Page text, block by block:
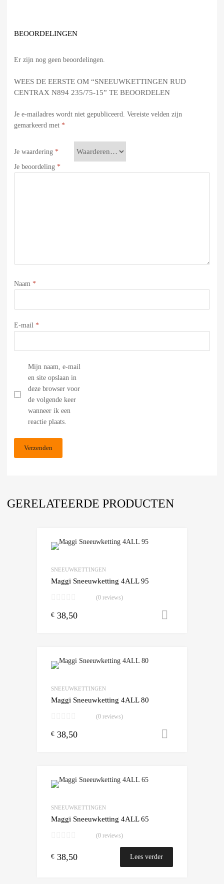
BEOORDELINGEN
Er zijn nog geen beoordelingen.
WEES DE EERSTE OM “SNEEUWKETTINGEN RUD
CENTRAX N894 235/75-15” TE BEOORDELEN
Je e-mailadres wordt niet gepubliceerd. Vereiste velden zijn
gemarkeerd met *
Je waardering *
Je beoordeling *
Naam *
E-mail *
Mijn naam, e-mail
en site opslaan in
deze browser voor
de volgende keer
wanneer ik een
reactie plaats.
GERELATEERDE PRODUCTEN
SNEEUWKETTINGEN
Maggi Sneeuwketting 4ALL 95
(0 reviews)
€ 38,50
SNEEUWKETTINGEN
Maggi Sneeuwketting 4ALL 80
(0 reviews)
€ 38,50
SNEEUWKETTINGEN
Maggi Sneeuwketting 4ALL 65
(0 reviews)
€ 38,50 Lees verder